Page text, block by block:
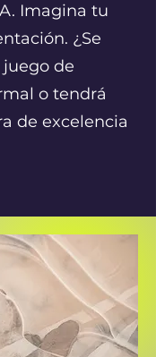
Imagina tu
¿Se
de
o tendrá
de excelencia